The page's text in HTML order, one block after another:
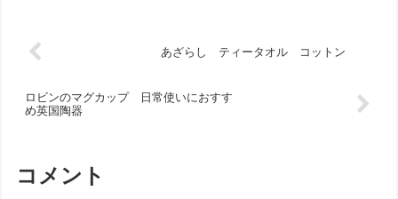
あざらし ティータオル コットン
ロビンのマグカップ 日常使いにおすす
め英国陶器
コメント